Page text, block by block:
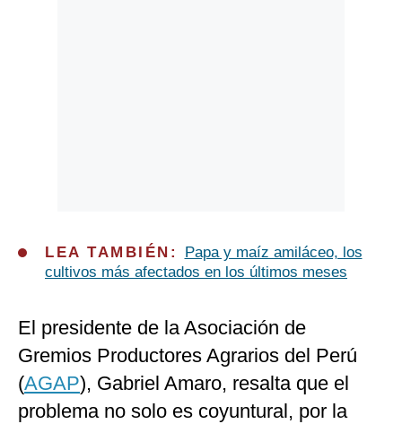
LEA TAMBIÉN:
Papa y maíz amiláceo, los
cultivos más afectados en los últimos meses
El presidente de la Asociación de
Gremios Productores Agrarios del Perú
(AGAP), Gabriel Amaro, resalta que el
problema no solo es coyuntural, por la